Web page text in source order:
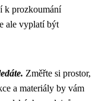
k prozkoumání
ale vyplatí být
Změřte si prostor,
a materiály by vám